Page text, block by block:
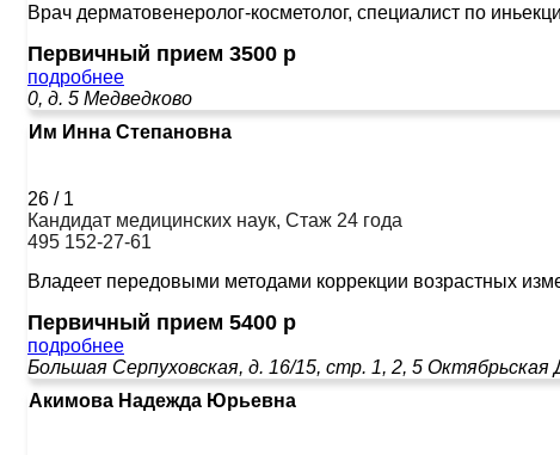
Врач дерматовенеролог-косметолог, специалист по
Первичный прием 3500 р
подробнее
0, д. 5 Медведково
Им Инна Степановна
26 / 1
Кандидат медицинских наук, Стаж 24 года
495 152-27-61
Владеет передовыми методами коррекции возрастных
Первичный прием 5400 р
подробнее
Большая Серпуховская, д. 16/15, стр. 1, 2, 5 Октябрьская
Акимова Надежда Юрьевна